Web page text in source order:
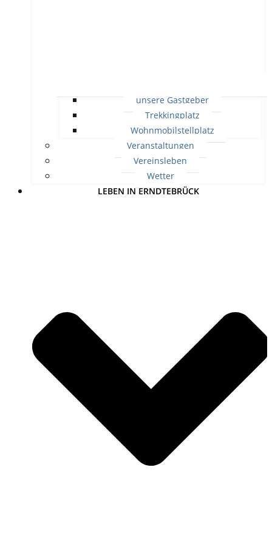
unsere Gastgeber
Trekkingplatz
Wohnmobilstellplatz
Veranstaltungen
Vereinsleben
Wetter
LEBEN IN ERNDTEBRÜCK